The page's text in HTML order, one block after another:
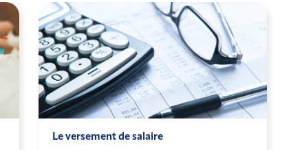
Le versement de salaire